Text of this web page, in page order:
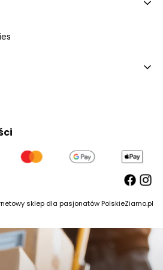
sklep dla pasjonatów PolskieZiarno.pl